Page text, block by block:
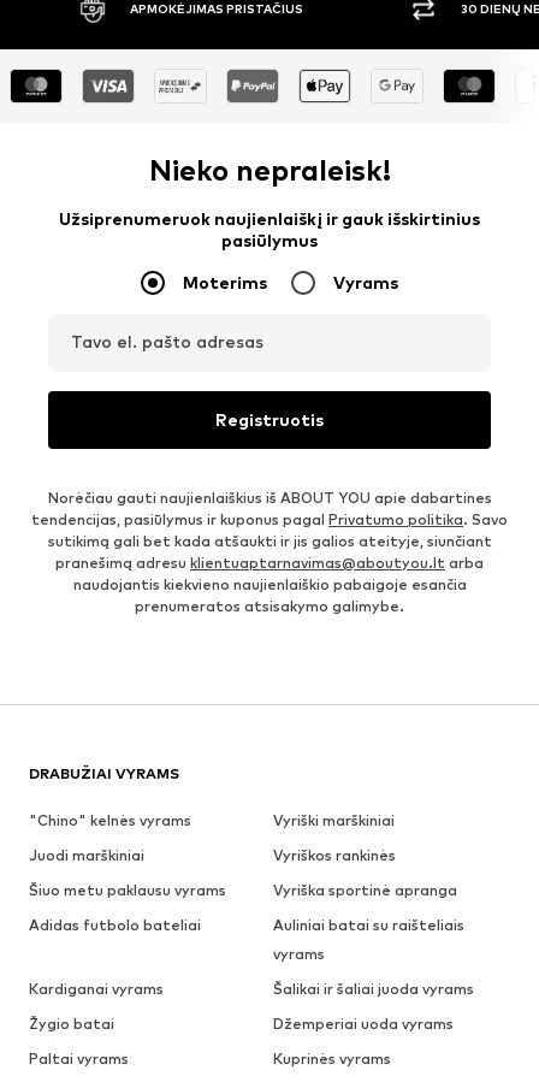
APMOKĖJIMAS PRISTAČIUS 30 DIENŲ
Nieko nepraleisk!
Užsiprenumeruok naujienlaiškį ir gauk išskirtinius
pasiūlymus
Moterims Vyrams
Tavo el. pašto adresas
Registruotis
Norėčiau gauti naujienlaiškius iš ABOUT YOU apie dabartines
tendencijas, pasiūlymus ir kuponus pagal Privatumo politika. Savo
sutikimą gali bet kada atšaukti ir jis galios ateityje, siunčiant
pranešimą adresu klientuaptarnavimas@aboutyou.lt arba
naudojantis kiekvieno naujienlaiškio pabaigoje esančia
prenumeratos atsisakymo galimybe.
DRABUŽIAI VYRAMS
"Chino" kelnės vyrams
Vyriški marškiniai
Juodi marškiniai
Vyriškos rankinės
Šiuo metu paklausu vyrams
Vyriška sportinė apranga
Adidas futbolo bateliai
Auliniai batai su raišteliais
vyrams
Kardiganai vyrams
Šalikai ir šaliai juoda vyrams
Žygio batai
Džemperiai uoda vyrams
Paltai vyrams
Kuprinės vyrams